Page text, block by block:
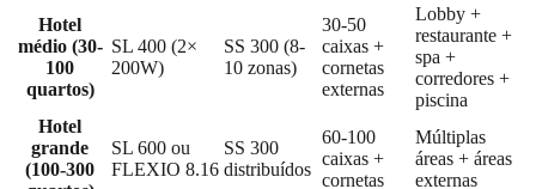
Hotel
médio (30-
100
quartos)
SL 400 (2×
200W)
SS 300 (8-
10 zonas)
30-50
caixas +
cornetas
externas
Lobby +
restaurante +
spa +
corredores +
piscina
Hotel
grande
(100-300
SL 600 ou
FLEXIO 8.16
SS 300
distribuídos
60-100
caixas +
cornetas
Múltiplas
áreas + áreas
externas